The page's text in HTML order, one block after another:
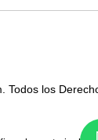
Todos los